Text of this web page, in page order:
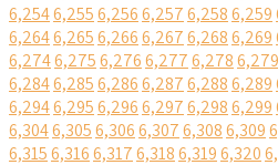
6,2546,2556,2566,2576,2586,259
6,2646,2656,2666,2676,2686,269
6,2746,2756,2766,2776,2786,279
6,2846,2856,2866,2876,2886,289
6,2946,2956,2966,2976,2986,299
6,3046,3056,3066,3076,3086,309
6,3156,3166,3176,3186,3196,320